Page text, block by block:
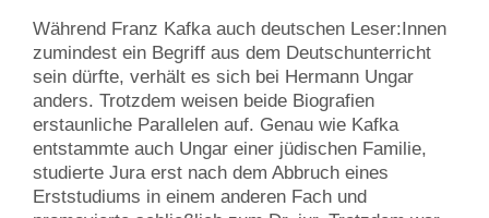
Während Franz Kafka auch deutschen Leser:Innen
zumindest ein Begriff aus dem Deutschunterricht
sein dürfte, verhält es sich bei Hermann Ungar
anders. Trotzdem weisen beide Biografien
erstaunliche Parallelen auf. Genau wie Kafka
entstammte auch Ungar einer jüdischen Familie,
studierte Jura erst nach dem Abbruch eines
Erststudiums in einem anderen Fach und